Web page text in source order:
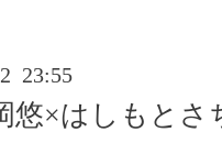
23:55
悠×はしもと